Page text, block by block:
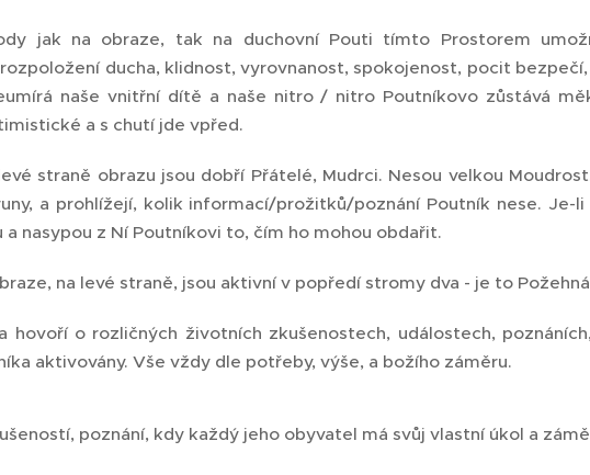
jak na obraze, tak na duchovní Pouti tímto Prostorem
ducha, klidnost, vyrovnanost, spokojenost, pocit
naše vnitřní dítě a naše nitro / nitro Poutníkovo zůstává
a s chutí jde vpřed.
straně obrazu jsou dobří Přátelé, Mudrci. Nesou velkou
a prohlížejí, kolik informací/prožitků/poznání Poutník nese. Je-
a nasypou z Ní Poutníkovi to, čím ho mohou obdařit.
na levé straně, jsou aktivní v popředí stromy dva - je to
hovoří o rozličných životních zkušenostech, událostech,
aktivovány. Vše vždy dle potřeby, výše, a božího záměru.
poznání, kdy každý jeho obyvatel má svůj vlastní úkol a